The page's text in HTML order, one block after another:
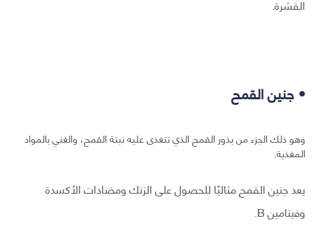
القشرة.
• جنين القمح
وهو ذلك الجزء من بذور القمح الذي تتغذى عليه نبتة القمح، والغني بالمواد
المغذية.
يعد جنين القمح مثاليًا للحصول على الزنك ومضادات الأكسدة
وفيتامين B.